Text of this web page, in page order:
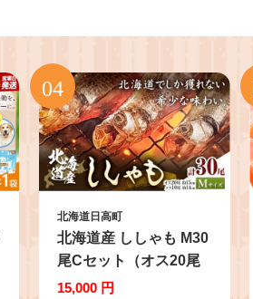
北海道日高町
北海道産 ししゃも M30
尾Cセット（オス20尾
メス10尾） 有限会社阿
15,000 円